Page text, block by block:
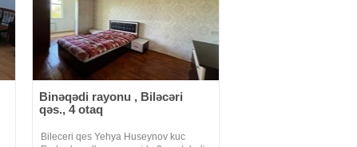
Binəqədi rayonu , Biləcəri
qəs., 4 otaq
Bileceri qes Yehya Huseynov kuc